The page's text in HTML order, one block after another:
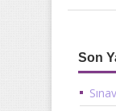
Son